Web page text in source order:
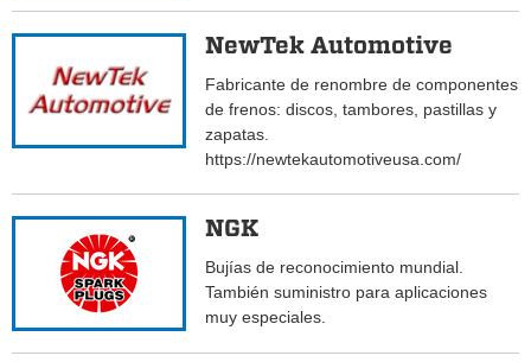
NewTek Automotive
Fabricante de renombre de componentes
de frenos: discos, tambores, pastillas y
zapatas.
https://newtekautomotiveusa.com/
NGK
Bujías de reconocimiento mundial.
También suministro para aplicaciones
muy especiales.